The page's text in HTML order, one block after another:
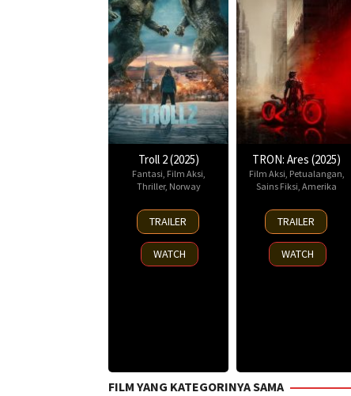
Troll 2 (2025)
Fantasi, Film Aksi,
Thriller, Norway
30
Nov
2025
TRAILER
WATCH
TRON: Ares (2025)
Film Aksi, Petualangan,
Sains Fiksi, Amerika
8
Oct
2025
TRAILER
WATCH
FILM YANG KATEGORINYA SAMA